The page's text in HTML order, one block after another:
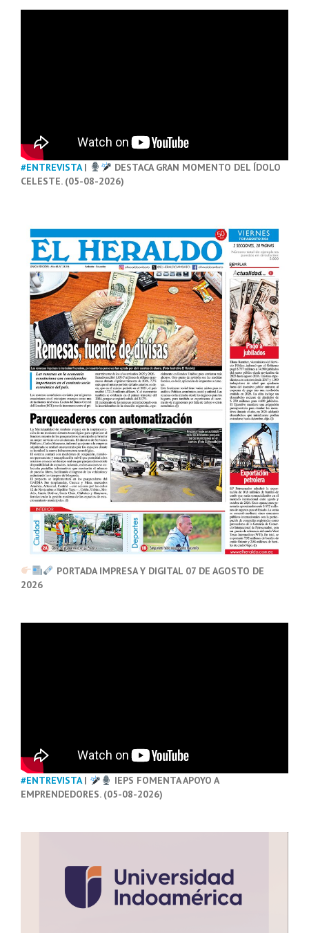
#ENTREVISTA|
DESTACA GRAN MOMENTO DEL ÍDOLO
CELESTE. (05-08-2026)
PORTADA IMPRESA Y DIGITAL 07 DE AGOSTO DE
2026
#ENTREVISTA|
IEPS FOMENTA APOYO A
EMPRENDEDORES. (05-08-2026)